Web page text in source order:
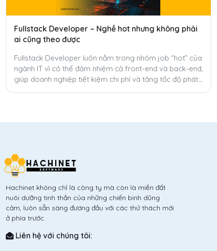
Fullstack Developer – Nghề hot nhưng không phải
ai cũng theo được
Fullstack Developer luôn nằm trong nhóm job “hot” của
ngành IT vì có thể đảm nhiệm cả front-end và back-end,
giúp doanh nghiệp tiết kiệm chi phí và tăng tốc độ phát
Hachinet không chỉ là công ty mà còn là miền đất
nuôi dưỡng tinh thần của những chiến binh dũng
cảm, luôn sẵn sàng đương đầu với các thử thách mới
ở phía trước.
Liên hệ với chúng tôi: